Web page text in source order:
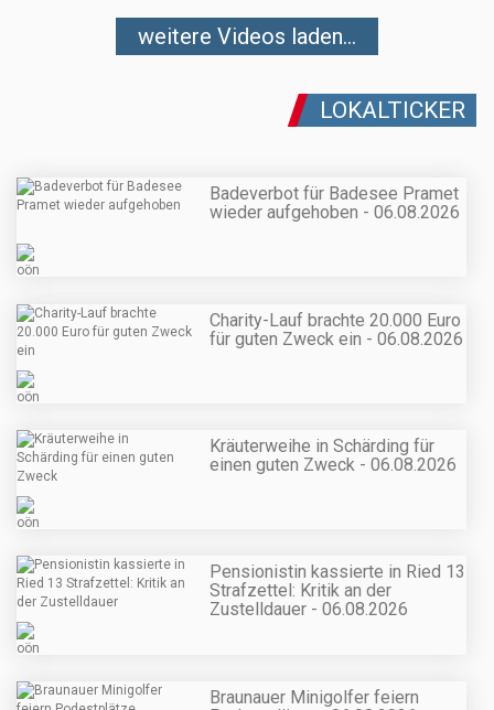
weitere Videos laden...
LOKALTICKER
Badeverbot für Badesee Pramet
wieder aufgehoben - 06.08.2026
Charity-Lauf brachte 20.000 Euro
für guten Zweck ein - 06.08.2026
Kräuterweihe in Schärding für
einen guten Zweck - 06.08.2026
Pensionistin kassierte in Ried 13
Strafzettel: Kritik an der
Zustelldauer - 06.08.2026
Braunauer Minigolfer feiern